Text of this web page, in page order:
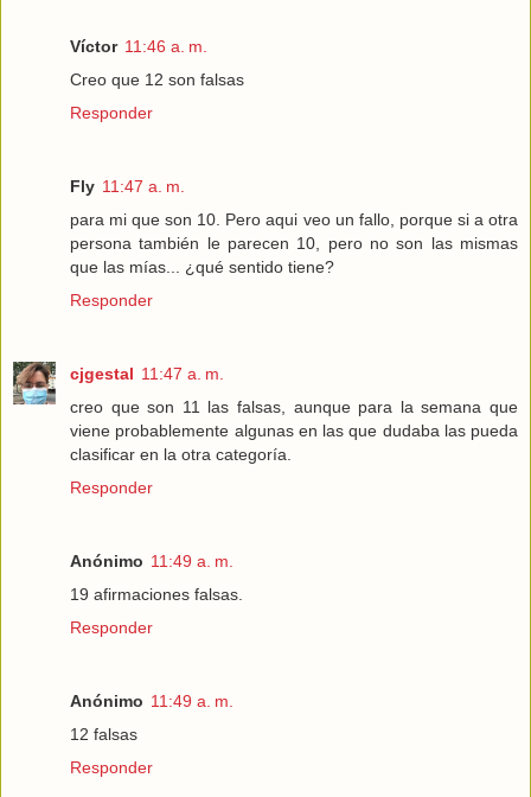
Víctor 11:46 a. m.
Creo que 12 son falsas
Responder
Fly 11:47 a. m.
para mi que son 10. Pero aqui veo un fallo, porque si a otra
persona también le parecen 10, pero no son las mismas
que las mías... ¿qué sentido tiene?
Responder
cjgestal 11:47 a. m.
creo que son 11 las falsas, aunque para la semana que
viene probablemente algunas en las que dudaba las pueda
clasificar en la otra categoría.
Responder
Anónimo 11:49 a. m.
19 afirmaciones falsas.
Responder
Anónimo 11:49 a. m.
12 falsas
Responder